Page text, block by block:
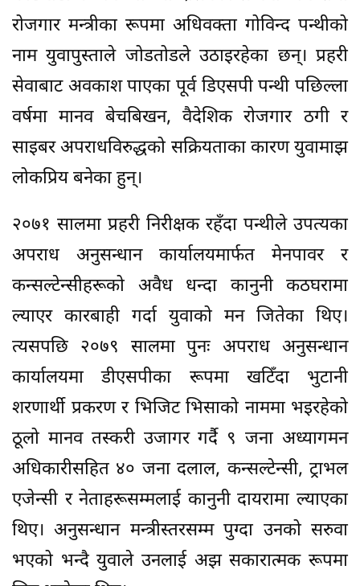
रोजगार मन्त्रीका रूपमा अधिवक्ता गोविन्द पन्थीको
नाम युवापुस्ताले जोडतोडले उठाइरहेका छन्। प्रहरी
सेवाबाट अवकाश पाएका पूर्व डिएसपी पन्थी पछिल्ला
वर्षमा मानव बेचबिखन, वैदेशिक रोजगार ठगी र
साइबर अपराधविरुद्धको सक्रियताका कारण युवामाझ
लोकप्रिय बनेका हुन्।
२०७१ सालमा प्रहरी निरीक्षक रहँदा पन्थीले उपत्यका
अपराध अनुसन्धान कार्यालयमार्फत मेनपावर र
कन्सल्टेन्सीहरूको अवैध धन्दा कानुनी कठघरामा
ल्याएर कारबाही गर्दा युवाको मन जितेका थिए।
त्यसपछि २०७९ सालमा पुनः अपराध अनुसन्धान
कार्यालयमा डीएसपीका रूपमा खटिँदा भुटानी
शरणार्थी प्रकरण र भिजिट भिसाको नाममा भइरहेको
ठूलो मानव तस्करी उजागर गर्दै ९ जना अध्यागमन
अधिकारीसहित ४० जना दलाल, कन्सल्टेन्सी, ट्राभल
एजेन्सी र नेताहरूसम्मलाई कानुनी दायरामा ल्याएका
थिए। अनुसन्धान मन्त्रीस्तरसम्म पुग्दा उनको सरुवा
भएको भन्दै युवाले उनलाई अझ सकारात्मक रूपमा